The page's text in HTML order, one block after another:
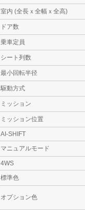
室内 (全長ｘ全幅ｘ全高)
ドア数
乗車定員
シート列数
最小回転半径
駆動方式
ミッション
ミッション位置
AI-SHIFT
マニュアルモード
4WS
標準色
オプション色